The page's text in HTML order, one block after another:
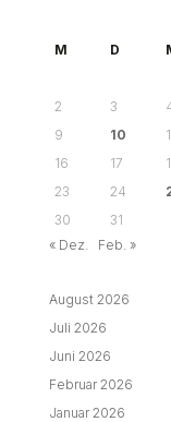
M
D
2
3
9
10
16
17
23
24
30
31
« Dez.
Feb. »
August 2026
Juli 2026
Juni 2026
Februar 2026
Januar 2026